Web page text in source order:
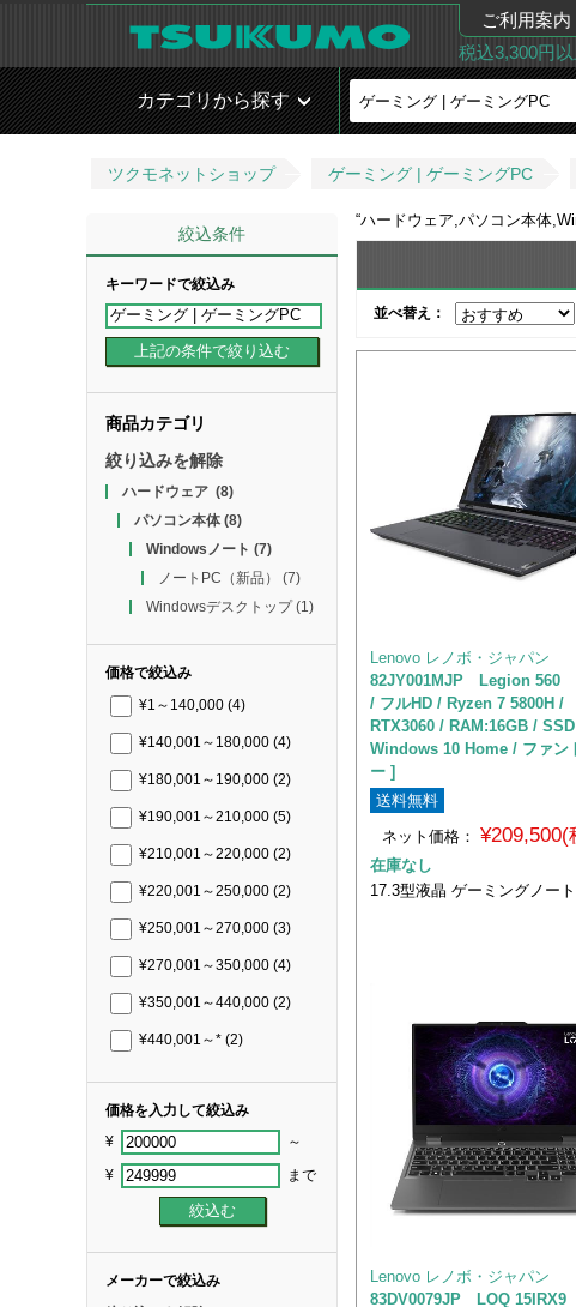
ご利用案内
税込3,300円
カテゴリから探す
ツクモネットショップ ゲーミング | ゲーミングPC
絞込条件
キーワードで絞込み
商品カテゴリ
絞り込みを解除
ハードウェア(8)
パソコン本体(8)
Windowsノート (7)
ノートPC（新品）
(7)
Windowsデスクトップ(1)
価格で絞込み
¥1～140,000 (4)
¥140,001～180,000 (4)
¥180,001～190,000 (2)
¥190,001～210,000 (5)
¥210,001～220,000 (2)
¥220,001～250,000 (2)
¥250,001～270,000 (3)
¥270,001～350,000 (4)
¥350,001～440,000 (2)
¥440,001～* (2)
価格を入力して絞込み
¥ ～
¥ まで
メーカーで絞込み
“ハードウェア,パソコン本体
並べ替え：
Lenovo レノボ・ジャパン
82JY001MJP Legion 560
/ フルHD / Ryzen 7 5800H /
RTX3060 / RAM:16GB /
Windows 10 Home / ファン
ー ]
送料無料
ネット価格： ¥209,500(
在庫なし
17.3型液晶 ゲーミングノー
Lenovo レノボ・ジャパン
83DV0079JP LOQ